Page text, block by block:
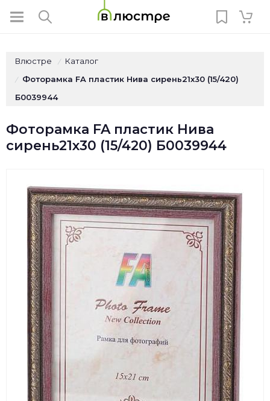
Влюстре / Каталог
/
Фоторамка FA пластик Нива сирень21х30 (15/420)
Б0039944
Фоторамка FA пластик Нива
сирень21х30 (15/420) Б0039944